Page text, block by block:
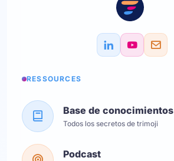
RESSOURCES
Base de conocimientos
Todos los secretos de trimoji
Podcast